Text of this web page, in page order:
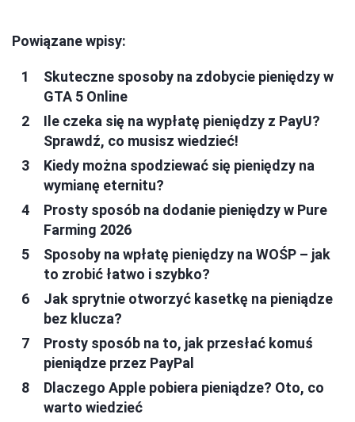
Powiązane wpisy:
Skuteczne sposoby na zdobycie pieniędzy w
GTA 5 Online
Ile czeka się na wypłatę pieniędzy z PayU?
Sprawdź, co musisz wiedzieć!
Kiedy można spodziewać się pieniędzy na
wymianę eternitu?
Prosty sposób na dodanie pieniędzy w Pure
Farming 2026
Sposoby na wpłatę pieniędzy na WOŚP – jak
to zrobić łatwo i szybko?
Jak sprytnie otworzyć kasetkę na pieniądze
bez klucza?
Prosty sposób na to, jak przesłać komuś
pieniądze przez PayPal
Dlaczego Apple pobiera pieniądze? Oto, co
warto wiedzieć